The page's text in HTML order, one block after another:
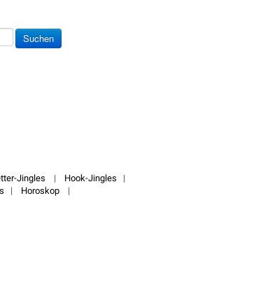
Jingles | Hook-Jingles |
| Horoskop|